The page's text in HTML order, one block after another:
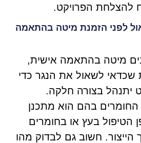
להצלחת הפרויקט.
לפני הזמנת מיטה בהתאמה
מיטה בהתאמה אישית,
שכדאי לשאול את הנגר כדי
יתנהל בצורה חלקה.
בהם הוא מתכנן
בעץ או בחומרים
הייצור. חשוב גם לבדוק מהו